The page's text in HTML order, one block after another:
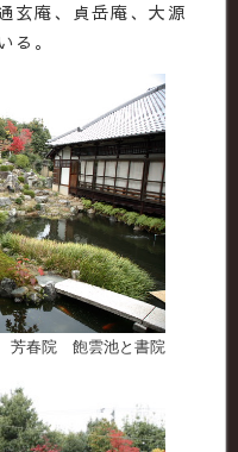
玄庵、貞岳庵、大源
る。
芳春院 飽雲池と書院